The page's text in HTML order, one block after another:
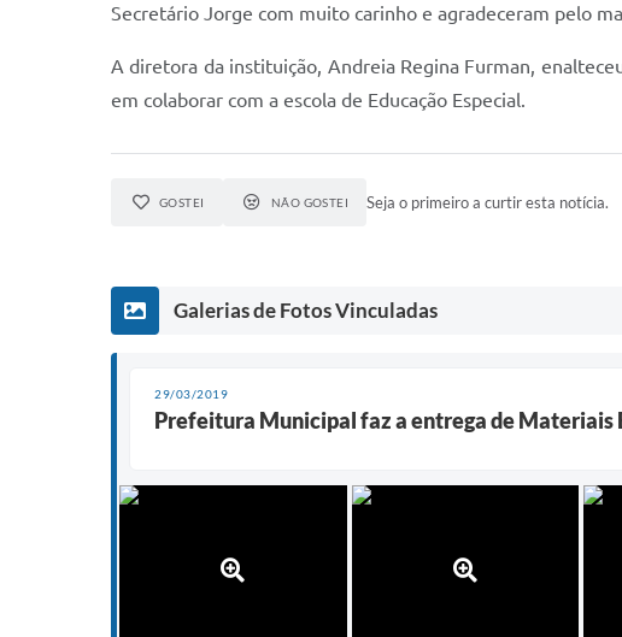
Secretário Jorge com muito carinho e agradeceram pelo
A diretora da instituição, Andreia Regina Furman,
em colaborar com a escola de Educação Especial.
GOSTEI NÃO GOSTEI Seja o primeiro a curtir esta notícia.
Galerias de Fotos Vinculadas
29/03/2019
Prefeitura Municipal faz a entrega de Materiais